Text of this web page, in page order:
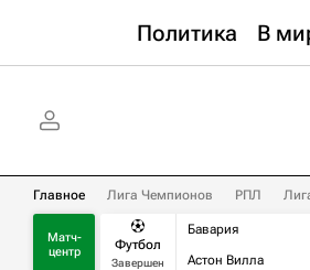
Политика В
Главное Лига Чемпионов РПЛ
Матч-
центр
Футбол
Завершен
Бавария
Астон Вилла